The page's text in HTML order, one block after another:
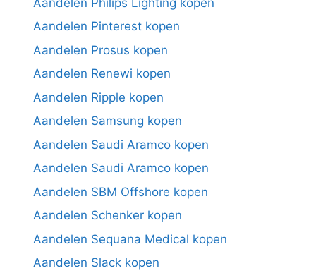
Aandelen Pinterest kopen
Aandelen Prosus kopen
Aandelen Renewi kopen
Aandelen Ripple kopen
Aandelen Samsung kopen
Aandelen Saudi Aramco kopen
Aandelen Saudi Aramco kopen
Aandelen SBM Offshore kopen
Aandelen Schenker kopen
Aandelen Sequana Medical kopen
Aandelen Slack kopen